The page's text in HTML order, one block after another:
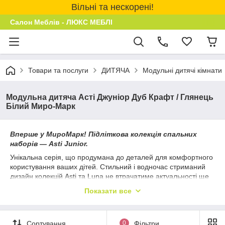
Вільні та нескорені!
Салон Меблів - ЛЮКС МЕБЛІ
Товари та послуги ДИТЯЧА Модульні дитячі кімнати
Модульна дитяча Асті Джуніор Дуб Крафт / Глянець
Білий Миро-Марк
Вперше у МироМарк! Підліткова колекція спальних
наборів — Asti Junior.
Унікальна серія, що продумана до деталей для комфортного
користування ваших дітей. Стильний і водночас стриманий
дизайн колекцій Asti та Luna не втрачатиме актуальності ще
узголів’я — тверде узголів’я ліжка з LED-підсвіткою, що може
слугувати замість нічника; — ліжко вдосконалили
Показати все
Сортування 0 Фільтри